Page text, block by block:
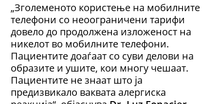
„Зголеменото користење на мобилните
телефони со неоограничени тарифи
довело до продолжена изложеност на
никелот во мобилните телефони.
Пациентите доаѓаат со суви делови на
образите и ушите, кои многу чешаат.
Пациентите не знаат што ја
предизвикало ваквата алергиска